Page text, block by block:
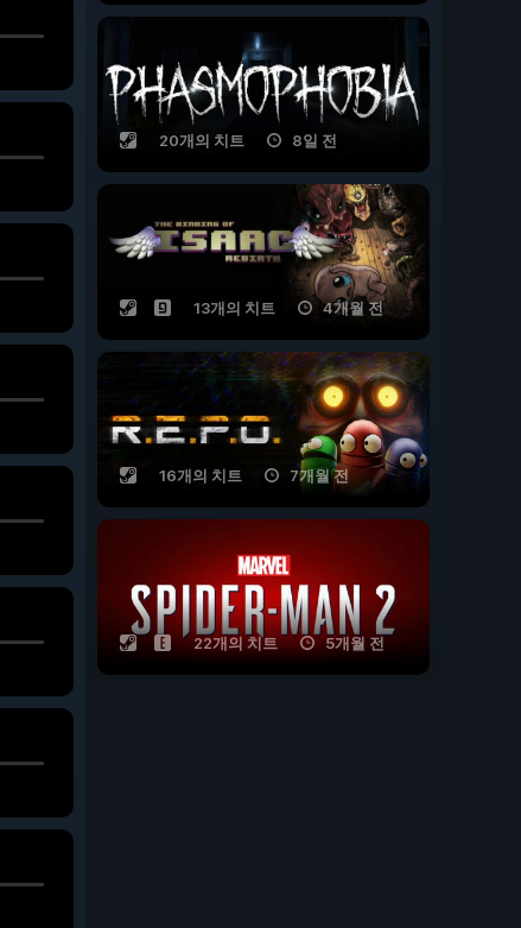
20개의 치트 8일 전
13개의 치트 4개월 전
16개의 치트 7개월 전
22개의 치트 5개월 전